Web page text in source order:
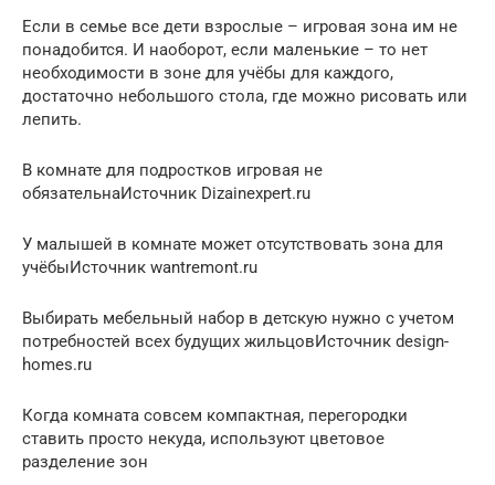
Если в семье все дети взрослые – игровая зона им не
понадобится. И наоборот, если маленькие – то нет
необходимости в зоне для учёбы для каждого,
достаточно небольшого стола, где можно рисовать или
лепить.
В комнате для подростков игровая не
обязательнаИсточник Dizainexpert.ru
У малышей в комнате может отсутствовать зона для
учёбыИсточник wantremont.ru
Выбирать мебельный набор в детскую нужно с учетом
потребностей всех будущих жильцовИсточник design-
homes.ru
Когда комната совсем компактная, перегородки
ставить просто некуда, используют цветовое
разделение зон